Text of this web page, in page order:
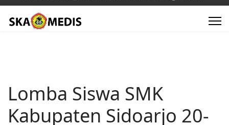
Lomba Siswa SMK
Kabupaten Sidoarjo 20-